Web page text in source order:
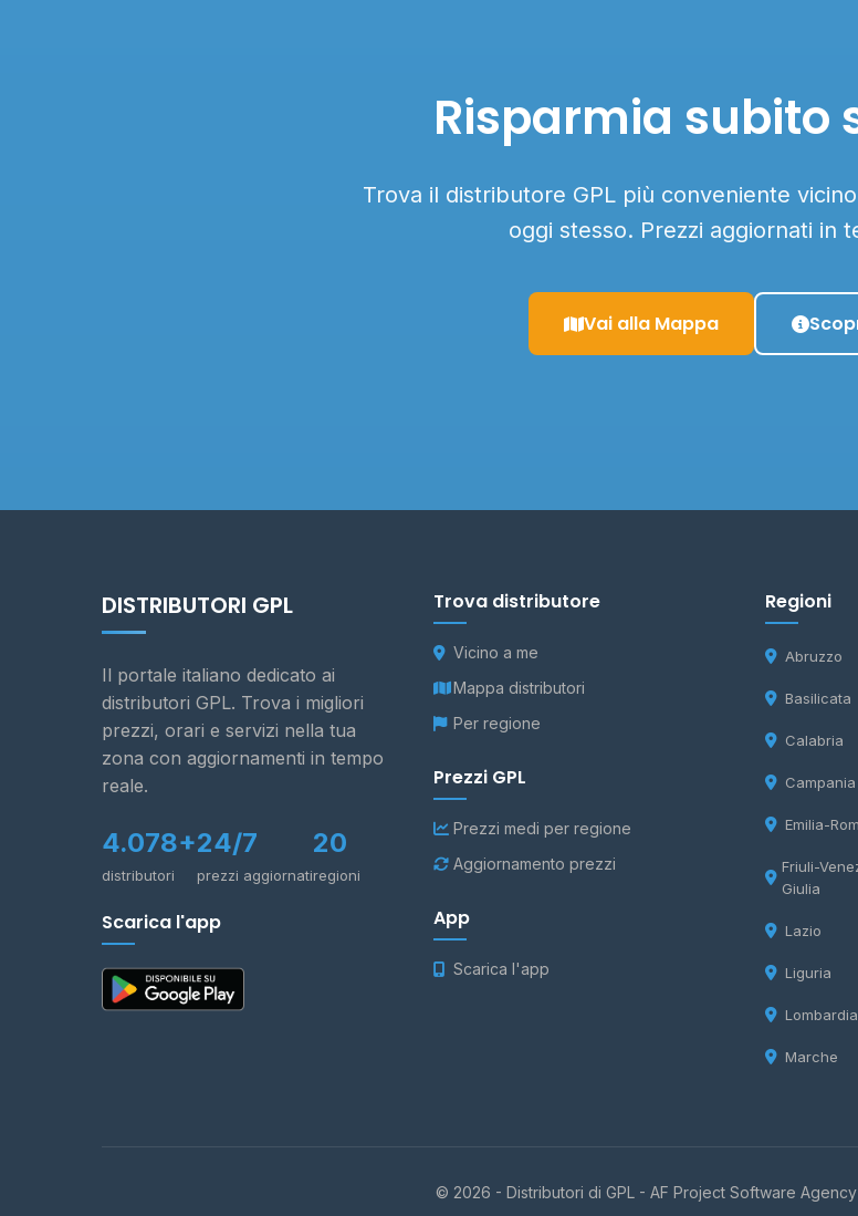
Risparmia subito
Trova il distributore GPL più conveniente
oggi stesso. Prezzi aggiornati in
Vai alla Mappa
DISTRIBUTORI GPL
Il portale italiano dedicato ai
distributori GPL. Trova i migliori
prezzi, orari e servizi nella tua
zona con aggiornamenti in tempo
reale.
4.078+
distributori
24/7
prezzi aggiornati
20
regioni
Scarica l'app
Trova distributore
Vicino a me
Mappa distributori
Per regione
Prezzi GPL
Prezzi medi per regione
Aggiornamento prezzi
App
Scarica l'app
Regioni
Abruzzo
Basilicata
Calabria
Campania
Emilia-
Friuli-
Giulia
Lazio
Liguria
Lombardia
Marche
© 2026 - Distributori di GPL - AF Project Software